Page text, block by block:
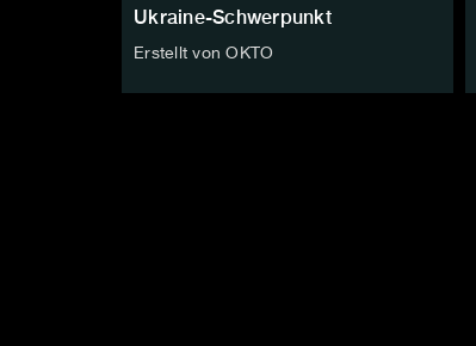
Ukraine-Schwerpunkt
Erstellt von OKTO